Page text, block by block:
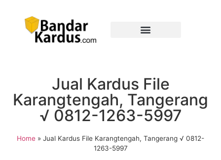
Jual Kardus File
Karangtengah, Tangerang
√ 0812-1263-5997
Home » Jual Kardus File Karangtengah, Tangerang √ 0812-
1263-5997